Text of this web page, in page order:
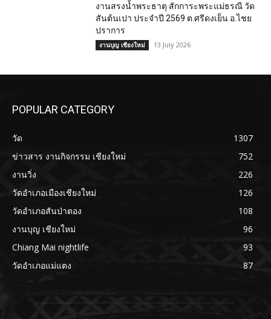
งานสรงน้ำพระธาตุ สักการะพระแม่ธรณี วัด
สันต้นเปา ประจำปี 2569 ต.ศรีดงเย็น อ.ไชย
ปราการ
งานบุญ เชียงใหม่ 13 July 2026
POPULAR CATEGORY
วัด
1307
ข่าวสาร งานกิจกรรม เชียงใหม่
752
งานวิ่ง
226
วัดอำเภอเมืองเชียงใหม่
126
วัดอำเภอสันป่าตอง
108
งานบุญ เชียงใหม่
96
Chiang Mai nightlife
93
วัดอำเภอแม่แตง
87